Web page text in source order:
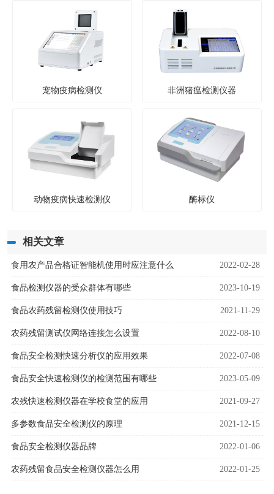
宠物疫病检测仪 非洲猪瘟检测仪器
动物疫病快速检测仪 酶标仪
相关文章
食用农产品合格证智能机使用时应注意什么 2022-02-28
食品检测仪器的受众群体有哪些 2023-10-19
食品农药残留检测仪使用技巧 2021-11-29
农药残留测试仪网络连接怎么设置 2022-08-10
食品安全检测快速分析仪的应用效果 2022-07-08
食品安全快速检测仪的检测范围有哪些 2023-05-09
农残快速检测仪器在学校食堂的应用 2021-09-27
多参数食品安全检测仪的原理 2021-12-15
食品安全检测仪器品牌 2022-01-06
农药残留食品安全检测仪器怎么用 2022-01-25